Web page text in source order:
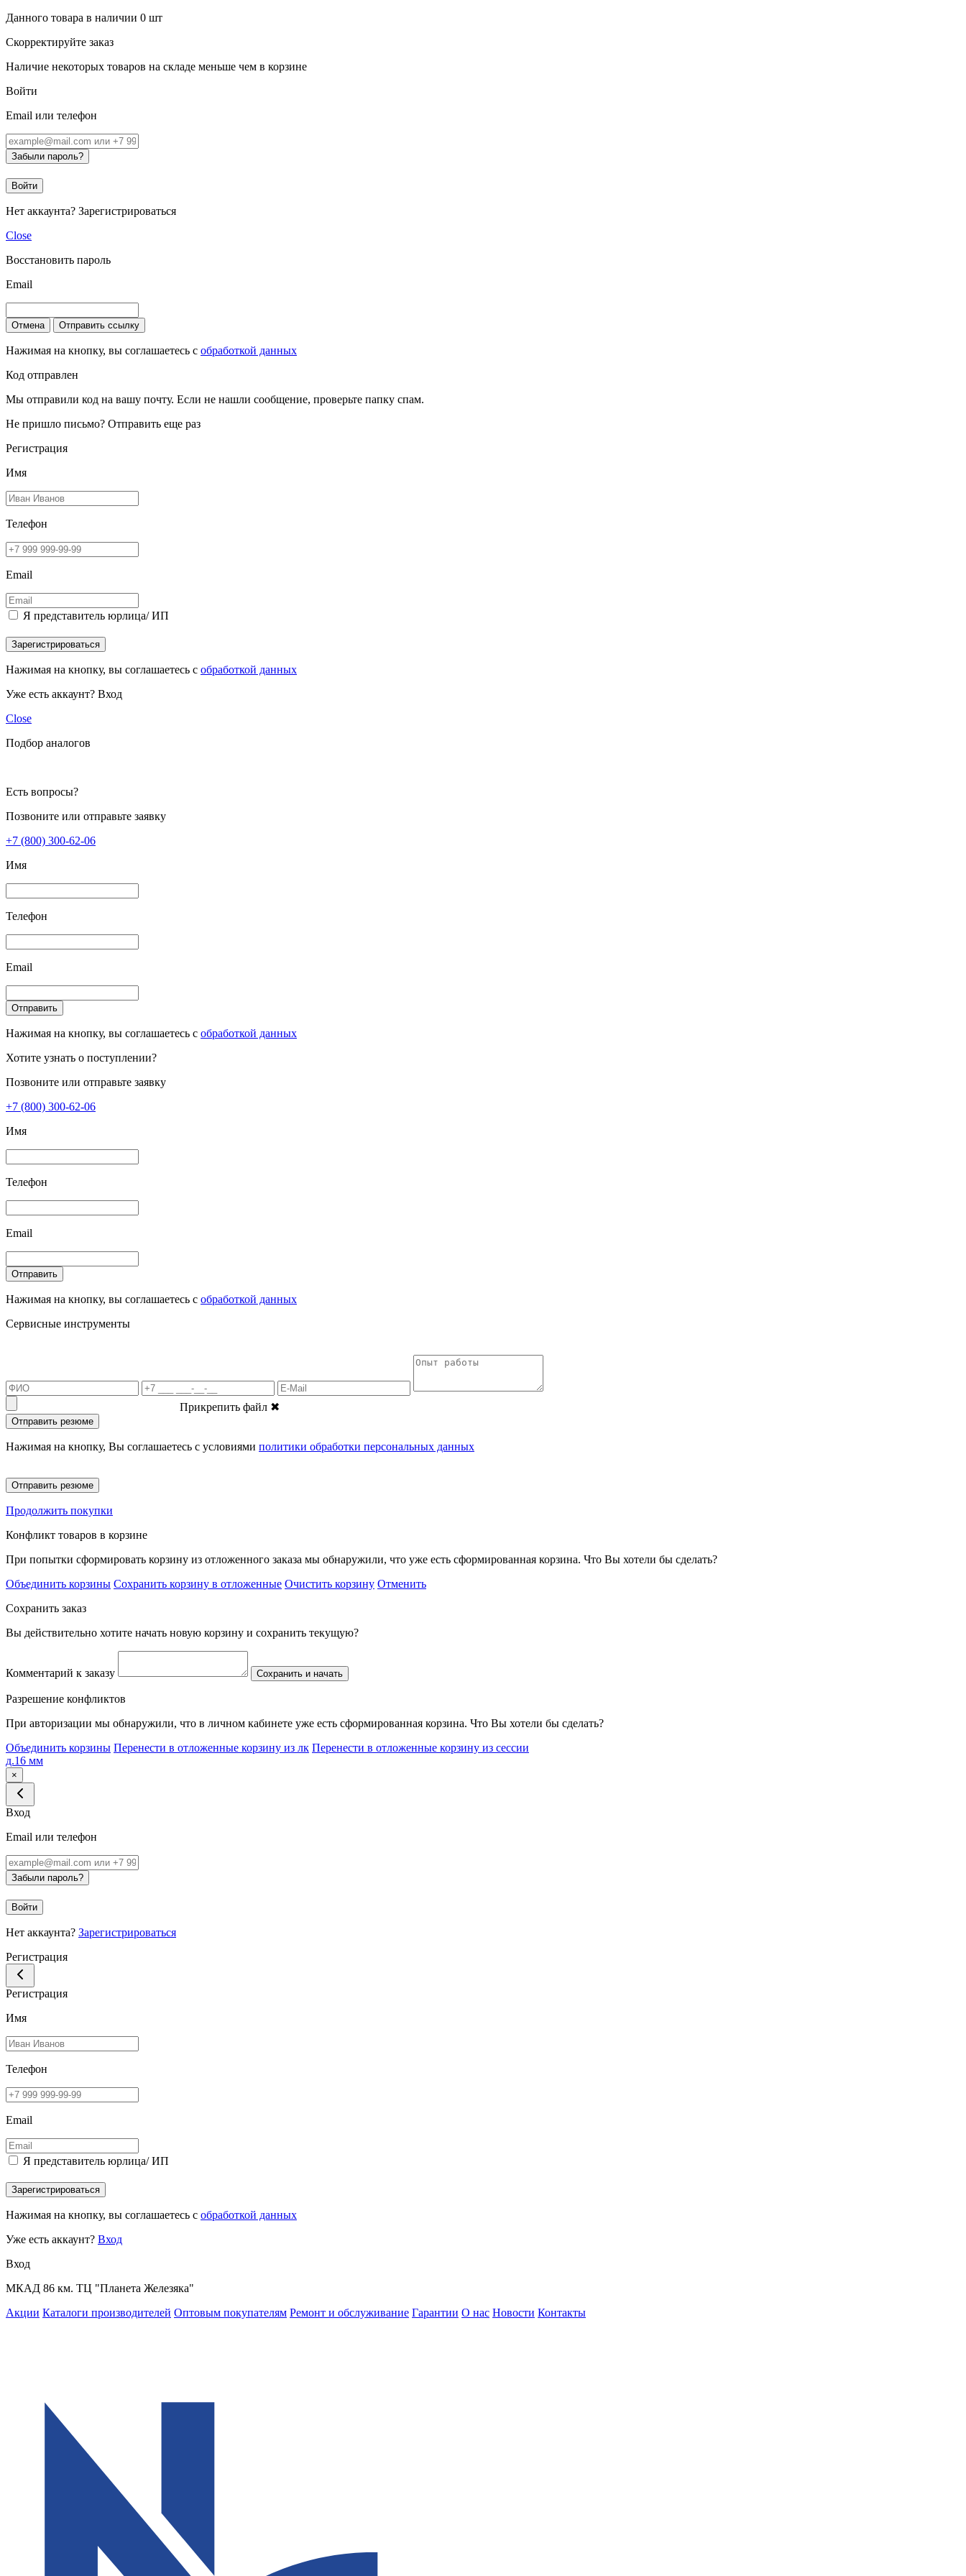
Данного товара в наличии 0 шт
Скорректируйте заказ
Наличие некоторых товаров на складе меньше чем в корзине
Войти
Email или телефон
Забыли пароль?
Войти
Нет аккаунта? Зарегистрироваться
Close
Восстановить пароль
Email
Отмена Отправить ссылку
Нажимая на кнопку, вы соглашаетесь с обработкой данных
Код отправлен
Мы отправили код на вашу почту. Если не нашли сообщение, проверьте папку спам.
Не пришло письмо? Отправить еще раз
Регистрация
Имя
Телефон
Email
Я представитель юрлица/ ИП
Зарегистрироваться
Нажимая на кнопку, вы соглашаетесь с обработкой данных
Уже есть аккаунт? Вход
Close
Подбор аналогов
Есть вопросы?
Позвоните или отправьте заявку
+7 (800) 300-62-06
Имя
Телефон
Email
Отправить
Нажимая на кнопку, вы соглашаетесь с обработкой данных
Хотите узнать о поступлении?
Позвоните или отправьте заявку
+7 (800) 300-62-06
Имя
Телефон
Email
Отправить
Нажимая на кнопку, вы соглашаетесь с обработкой данных
Сервисные инструменты
Прикрепить файл ✖
Отправить резюме
Нажимая на кнопку, Вы соглашаетесь с условиями политики обработки персональных данных
Отправить резюме
Продолжить покупки
Конфликт товаров в корзине
При попытки сформировать корзину из отложенного заказа мы обнаружили, что уже есть сформированная корзина. Что Вы хотели бы сделать?
Объединить корзины Сохранить корзину в отложенные Очистить корзину Отменить
Сохранить заказ
Вы действительно хотите начать новую корзину и сохранить текущую?
Комментарий к заказу Сохранить и начать
Разрешение конфликтов
При авторизации мы обнаружили, что в личном кабинете уже есть сформированная корзина. Что Вы хотели бы сделать?
Объединить корзины Перенести в отложенные корзину из лк Перенести в отложенные корзину из сессии
д.16 мм
×
Вход
Email или телефон
Забыли пароль?
Войти
Нет аккаунта? Зарегистрироваться
Регистрация
Регистрация
Имя
Телефон
Email
Я представитель юрлица/ ИП
Зарегистрироваться
Нажимая на кнопку, вы соглашаетесь с обработкой данных
Уже есть аккаунт? Вход
Вход
МКАД 86 км. ТЦ "Планета Железяка"
Акции Каталоги производителей Оптовым покупателям Ремонт и обслуживание Гарантии О нас Новости Контакты